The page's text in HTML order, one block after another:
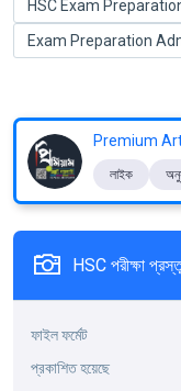
HSC Exam
Exam Preparation
Premium
লাইক
HSC পরীক্ষা
ফাইল ফর্মেট
প্রকাশিত হয়েছে